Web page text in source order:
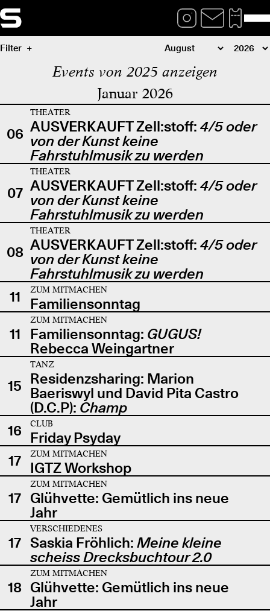
Filter
Events von 2025 anzeigen
Januar 2026
06
THEATER
AUSVERKAUFT Zell:stoff: 4/5 oder
von der Kunst keine
Fahrstuhlmusik zu werden
07
THEATER
AUSVERKAUFT Zell:stoff: 4/5 oder
von der Kunst keine
Fahrstuhlmusik zu werden
08
THEATER
AUSVERKAUFT Zell:stoff: 4/5 oder
von der Kunst keine
Fahrstuhlmusik zu werden
11
ZUM MITMACHEN
Familiensonntag
11
ZUM MITMACHEN
Familiensonntag: GUGUS!
Rebecca Weingartner
15
TANZ
Residenzsharing: Marion
Baeriswyl und David Pita Castro
(D.C.P): Champ
16
CLUB
Friday Psyday
17
ZUM MITMACHEN
IGTZ Workshop
17
ZUM MITMACHEN
Glühvette: Gemütlich ins neue
Jahr
17
VERSCHIEDENES
Saskia Fröhlich: Meine kleine
scheiss Drecksbuchtour 2.0
18
ZUM MITMACHEN
Glühvette: Gemütlich ins neue
Jahr